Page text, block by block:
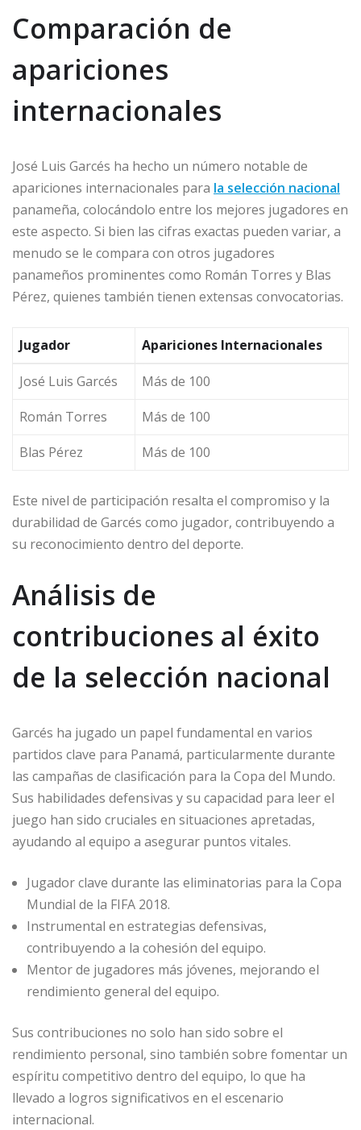
Comparación de
apariciones
internacionales
José Luis Garcés ha hecho un número notable de
apariciones internacionales para la selección nacional
panameña, colocándolo entre los mejores jugadores en
este aspecto. Si bien las cifras exactas pueden variar, a
menudo se le compara con otros jugadores
panameños prominentes como Román Torres y Blas
Pérez, quienes también tienen extensas convocatorias.
Jugador Apariciones Internacionales
José Luis Garcés
Más de 100
Román Torres
Más de 100
Blas Pérez
Más de 100
Este nivel de participación resalta el compromiso y la
durabilidad de Garcés como jugador, contribuyendo a
su reconocimiento dentro del deporte.
Análisis de
contribuciones al éxito
de la selección nacional
Garcés ha jugado un papel fundamental en varios
partidos clave para Panamá, particularmente durante
las campañas de clasificación para la Copa del Mundo.
Sus habilidades defensivas y su capacidad para leer el
juego han sido cruciales en situaciones apretadas,
ayudando al equipo a asegurar puntos vitales.
Jugador clave durante las eliminatorias para la Copa
Mundial de la FIFA 2018.
Instrumental en estrategias defensivas,
contribuyendo a la cohesión del equipo.
Mentor de jugadores más jóvenes, mejorando el
rendimiento general del equipo.
Sus contribuciones no solo han sido sobre el
rendimiento personal, sino también sobre fomentar un
espíritu competitivo dentro del equipo, lo que ha
llevado a logros significativos en el escenario
internacional.